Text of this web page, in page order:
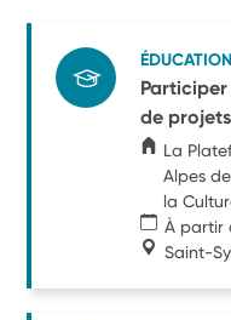
de
La
Alpes
la
À partir
Saint-